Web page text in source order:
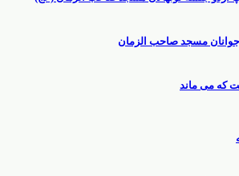
مسجد صاحب الزمان
که می ماند